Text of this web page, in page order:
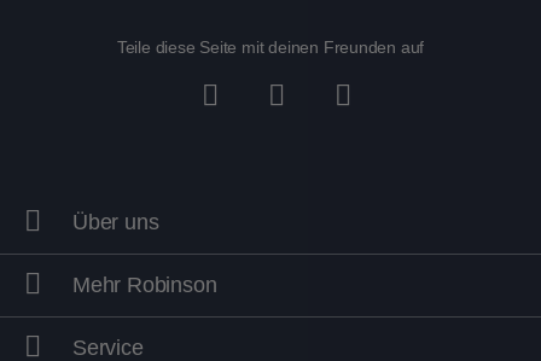
Teile diese Seite mit deinen Freunden auf
Über uns
Mehr Robinson
Service